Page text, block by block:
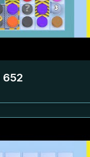
652